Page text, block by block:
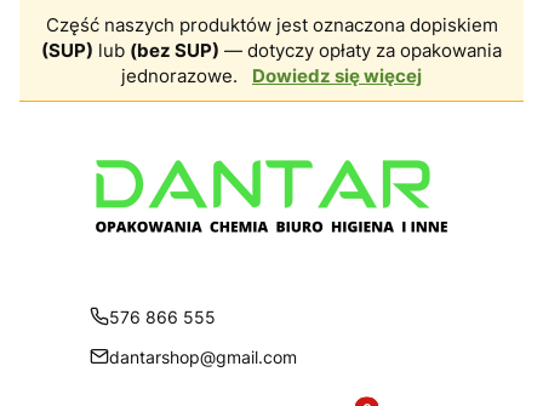
Część naszych produktów jest oznaczona dopiskiem
(SUP) lub (bez SUP) — dotyczy opłaty za opakowania
jednorazowe.
Dowiedz się więcej
576 866 555
dantarshop@gmail.com